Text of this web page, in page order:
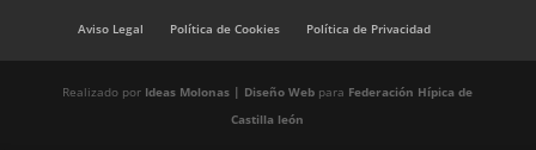
Aviso Legal Política de Cookies Política de Privacidad
Realizado por Ideas Molonas | Diseño Web para Federación Hípica de
Castilla león